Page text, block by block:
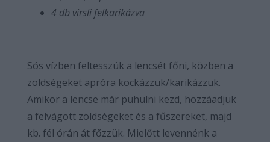
4 db virsli felkarikázva
Sós vízben feltesszük a lencsét főni, közben a
zöldségeket apróra kockázzuk/karikázzuk.
Amikor a lencse már puhulni kezd, hozzáadjuk
a felvágott zöldségeket és a fűszereket, majd
kb. fél órán át főzzük. Mielőtt levennénk a